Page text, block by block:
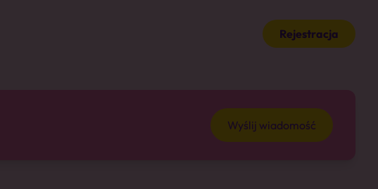
Rejestracja
Wyślij wiadomość